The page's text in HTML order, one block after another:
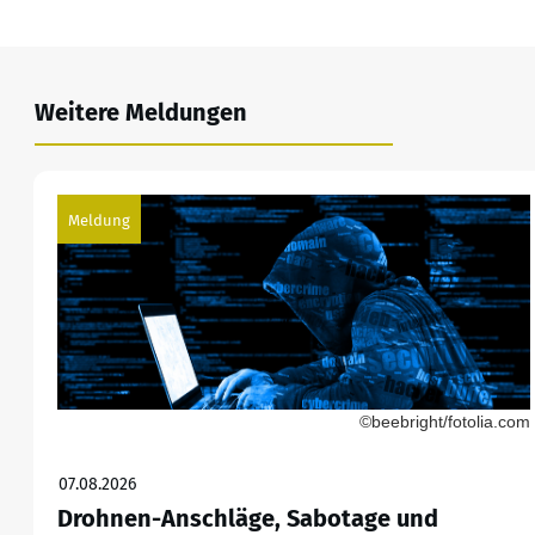
Weitere Meldungen
Meldung
©beebright/fotolia.com
07.08.2026
Drohnen-Anschläge, Sabotage und